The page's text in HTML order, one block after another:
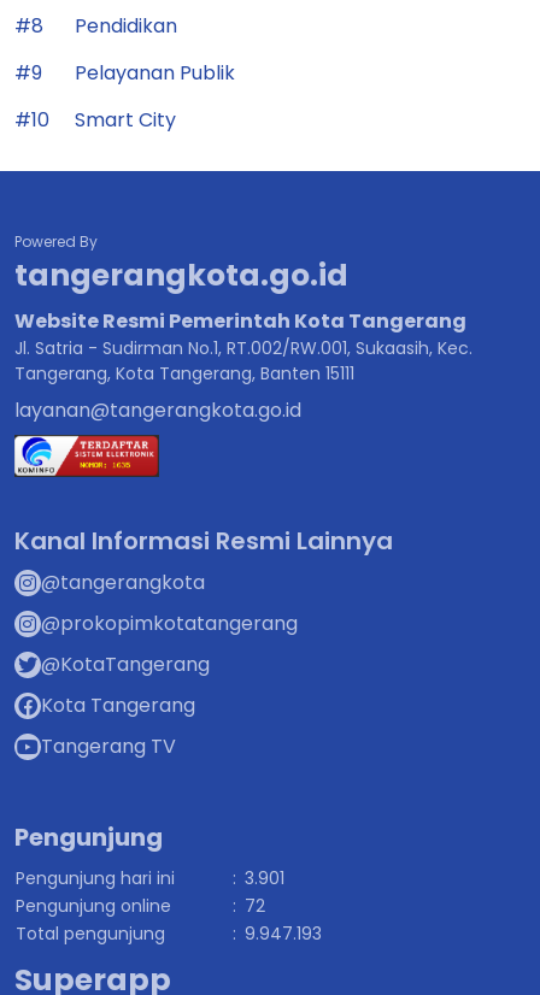
#8
Pendidikan
#9
Pelayanan Publik
#10
Smart City
Powered By
tangerangkota.go.id
Website Resmi Pemerintah Kota Tangerang
Jl. Satria - Sudirman No.1, RT.002/RW.001, Sukaasih, Kec.
Tangerang, Kota Tangerang, Banten 15111
layanan@tangerangkota.go.id
Kanal Informasi Resmi Lainnya
@tangerangkota
@prokopimkotatangerang
@KotaTangerang
Kota Tangerang
Tangerang TV
Pengunjung
Pengunjung hari ini : 3.901
Pengunjung online
: 72
Total pengunjung
: 9.947.193
Superapp